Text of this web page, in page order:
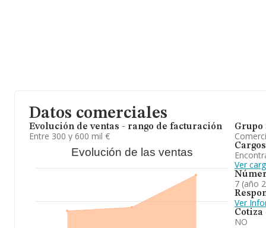
Datos comerciales
Evolución de ventas - rango de facturación
Entre 300 y 600 mil €
Evolución de las ventas
Grupo
Cargos
Ver
7 (año
Ver
Cotiza
NO